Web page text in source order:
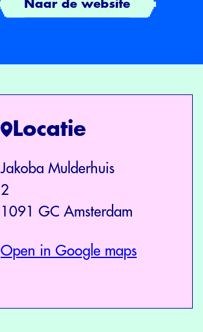
Naar de website
Locatie
Jakoba Mulderhuis
2
1091 GC Amsterdam
Open in Google maps